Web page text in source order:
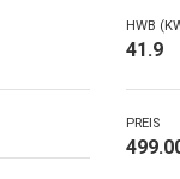
HWB
41.9
PREIS